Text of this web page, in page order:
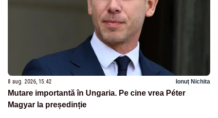
8 aug. 2026, 15:42 Ionuț Nichita
Mutare importantă în Ungaria. Pe cine vrea Péter
Magyar la președinție